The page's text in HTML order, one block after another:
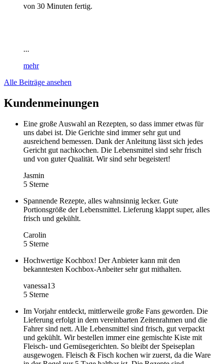
von 30 Minuten fertig.
...
mehr
Alle Beiträge ansehen
Kundenmeinungen
Eine große Auswahl an Rezepten, so dass immer etwas für
uns dabei ist. Die Gerichte sind immer sehr gut und
ausreichend bemessen. Dank der Anleitung lässt sich jedes
Gericht gut nachkochen. Die Lebensmittel sind sehr frisch
und von guter Qualität. Wir sind sehr begeistert!
Jasmin
5 Sterne
Spannende Rezepte, alles wahnsinnig lecker. Gute
Portionsgröße der Lebensmittel. Lieferung klappt super, alles
frisch und gekühlt.
Carolin
5 Sterne
Hochwertige Kochbox! Der Anbieter kann mit den
bekanntesten Kochbox-Anbeiter sehr gut mithalten.
vanessa13
5 Sterne
Im Vorjahr entdeckt, mittlerweile große Fans geworden. Die
Lieferung erfolgt in dem vereinbarten Zeitenrahmen und die
Fahrer sind nett. Alle Lebensmittel sind frisch, gut verpackt
und gekühlt. Wir bestellen immer eine gemischte Kiste mit
Fleisch- und Gemüsegerichten. So bleibt der Speiseplan
ausgewogen. Fleisch & Fisch kochen wir zuerst, da die Ware